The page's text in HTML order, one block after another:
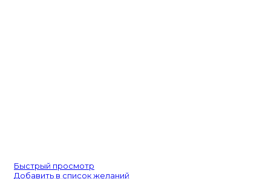
Быстрый просмотр
Добавить в список желаний